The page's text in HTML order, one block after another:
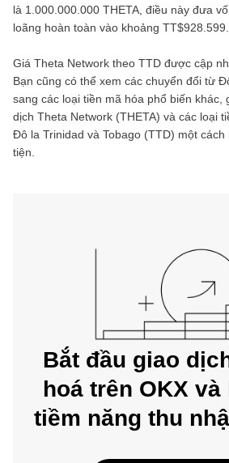
là 1.000.000.000 THETA , điều này đưa
loãng hoàn toàn vào khoảng
Giá Theta Network theo TTD được cập
Bạn cũng có thể xem các chuyển đổi từ
sang các loại tiền mã hóa phổ biến khác,
dịch Theta Network (THETA) và các loại
Đô la Trinidad và Tobago (TTD) một cách
tiện.
Bắt đầu giao
hoá trên OKX
tiềm năng thu